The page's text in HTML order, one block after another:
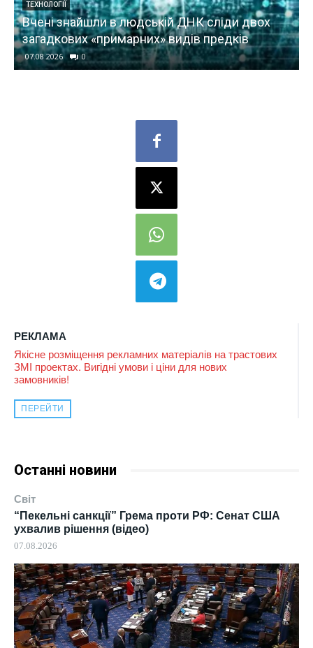
РЕКЛАМА
Якісне розміщення рекламних матеріалів на трастових
ЗМІ проектах. Вигідні умови і ціни для нових
замовників!
ПЕРЕЙТИ
Останні новини
Світ
“Пекельні санкції” Грема проти РФ: Сенат США
ухвалив рішення (відео)
07.08.2026
ТЕХНОЛОГІЇ
Android 17 буде останнім великим
оновленням ОС для цих пристроїв Samsung
07.08.2026 0